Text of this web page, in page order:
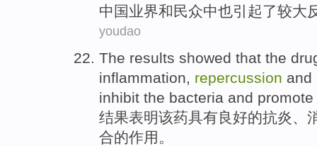
中国业界和民众中也引起了较大
youdao
The results showed that the
inflammation, repercussion and
inhibit the bacteria and promote
结果表明该药具有良好的抗炎、
合的作用。